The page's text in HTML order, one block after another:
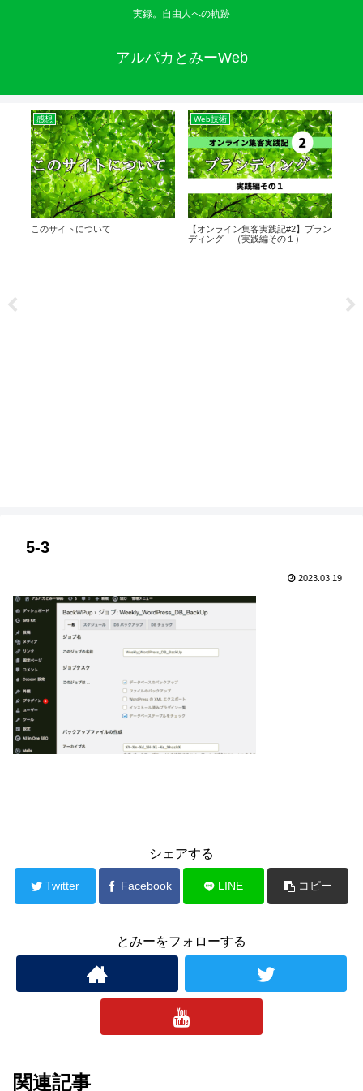
実録。自由人への軌跡
アルパカとみーWeb
感想
このサイトについて
Web技術
【オンライン集客実践記#2】ブラン
ディング （実践編その１）
5-3
2023.03.19
シェアする
Twitter Facebook LINE コピー
とみーをフォローする
関連記事